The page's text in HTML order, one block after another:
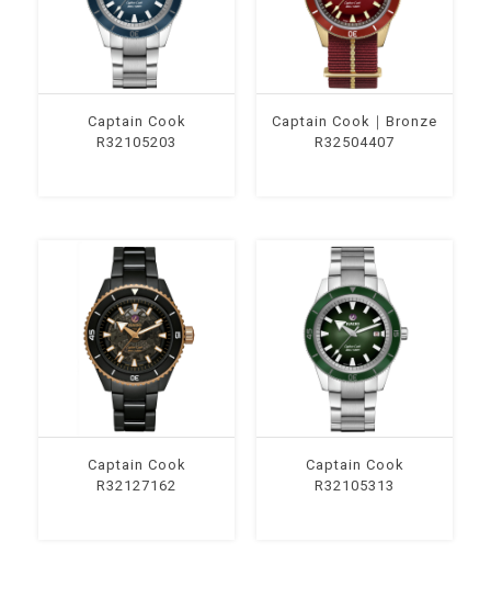
Captain Cook
R32105203
Captain Cook｜Bronze
R32504407
Captain Cook
R32127162
Captain Cook
R32105313